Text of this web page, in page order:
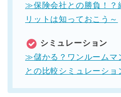
≫保険会社との勝負！？
リットは知っておこう～
シミュレーション
≫儲かる？ワンルームマ
との比較シミュレーショ